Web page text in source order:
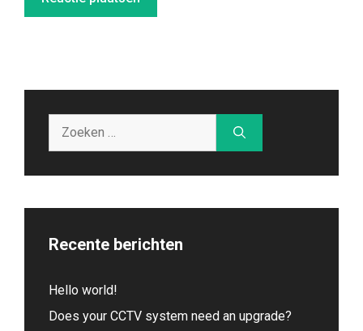
Recente berichten
Hello world!
Does your CCTV system need an upgrade?